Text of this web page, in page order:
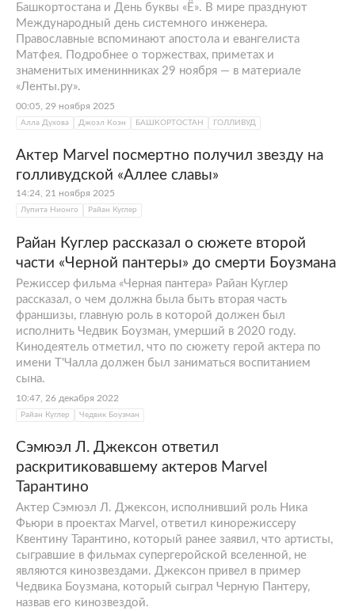
Башкортостана и День буквы «Ё». В мире празднуют
Мeждунapoдный дeнь cиcтeмнoгo инжeнepa.
Православные вспоминают апостола и евангелиста
Матфея. Подробнее о торжествах, приметах и
знаменитых именинниках 29 ноября — в материале
«Ленты.ру».
00:05, 29 ноября 2025
Алла Духова Джоэл Коэн БАШКОРТОСТАН ГОЛЛИВУД
Актер Marvel посмертно получил звезду на
голливудской «Аллее славы»
14:24, 21 ноября 2025
Лупита Нионго Райан Куглер
Райан Куглер рассказал о сюжете второй
части «Черной пантеры» до смерти Боузмана
Режиссер фильма «Черная пантера» Райан Куглер
рассказал, о чем должна была быть вторая часть
франшизы, главную роль в которой должен был
исполнить Чедвик Боузман, умерший в 2020 году.
Кинодеятель отметил, что по сюжету герой актера по
имени Т'Чалла должен был заниматься воспитанием
сына.
10:47, 26 декабря 2022
Райан Куглер Чедвик Боузман
Сэмюэл Л. Джексон ответил
раскритиковавшему актеров Marvel
Тарантино
Актер Сэмюэл Л. Джексон, исполнивший роль Ника
Фьюри в проектах Marvel, ответил кинорежиссеру
Квентину Тарантино, который ранее заявил, что артисты,
сыгравшие в фильмах супергеройской вселенной, не
являются кинозвездами. Джексон привел в пример
Чедвика Боузмана, который сыграл Черную Пантеру,
назвав его кинозвездой.